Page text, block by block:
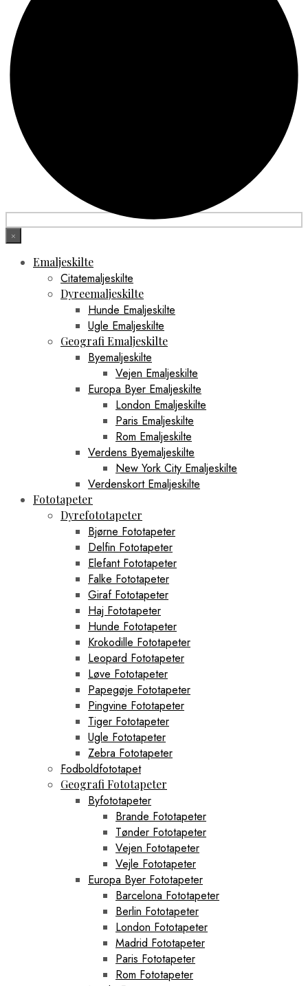
×
Emaljeskilte
Citatemaljeskilte
Dyreemaljeskilte
Hunde Emaljeskilte
Ugle Emaljeskilte
Geografi Emaljeskilte
Byemaljeskilte
Vejen Emaljeskilte
Europa Byer Emaljeskilte
London Emaljeskilte
Paris Emaljeskilte
Rom Emaljeskilte
Verdens Byemaljeskilte
New York City Emaljeskilte
Verdenskort Emaljeskilte
Fototapeter
Dyrefototapeter
Bjørne Fototapeter
Delfin Fototapeter
Elefant Fototapeter
Falke Fototapeter
Giraf Fototapeter
Haj Fototapeter
Hunde Fototapeter
Krokodille Fototapeter
Leopard Fototapeter
Løve Fototapeter
Papegøje Fototapeter
Pingvine Fototapeter
Tiger Fototapeter
Ugle Fototapeter
Zebra Fototapeter
Fodboldfototapet
Geografi Fototapeter
Byfototapeter
Brande Fototapeter
Tønder Fototapeter
Vejen Fototapeter
Vejle Fototapeter
Europa Byer Fototapeter
Barcelona Fototapeter
Berlin Fototapeter
London Fototapeter
Madrid Fototapeter
Paris Fototapeter
Rom Fototapeter